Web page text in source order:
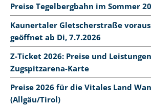
Preise Tegelbergbahn im Sommer
Kaunertaler Gletscherstraße
geöffnet ab Di, 7.7.2026
Z-Ticket 2026: Preise und
Zugspitzarena-Karte
Preise 2026 für die Vitales Land
(Allgäu/Tirol)